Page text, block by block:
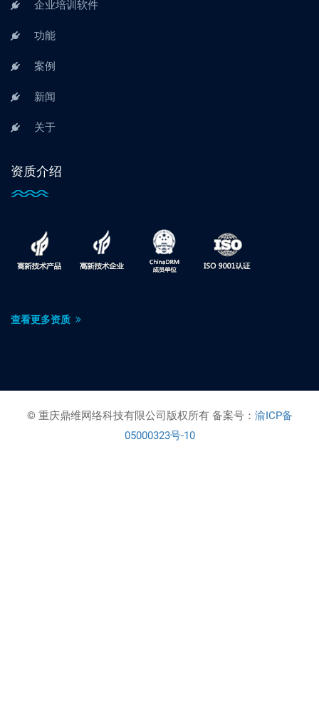
企业培训软件
功能
案例
新闻
关于
资质介绍
查看更多资质
© 重庆鼎维网络科技有限公司版权所有 备案号： 渝ICP备
05000323号-10